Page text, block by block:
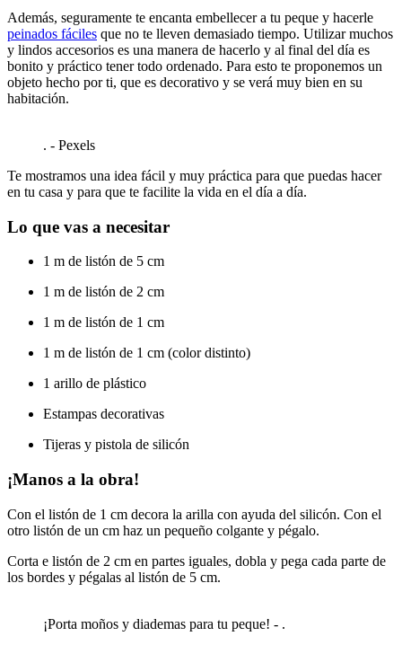
seconds
of
1
minute,
0
Además, seguramente te encanta embellecer a tu peque y hacerle
peinados fáciles que no te lleven demasiado tiempo. Utilizar muchos
y lindos accesorios es una manera de hacerlo y al final del día es
bonito y práctico tener todo ordenado. Para esto te proponemos un
objeto hecho por ti, que es decorativo y se verá muy bien en su
habitación.
. - Pexels
Te mostramos una idea fácil y muy práctica para que puedas hacer
en tu casa y para que te facilite la vida en el día a día.
Lo que vas a necesitar
1 m de listón de 5 cm
1 m de listón de 2 cm
1 m de listón de 1 cm
1 m de listón de 1 cm (color distinto)
1 arillo de plástico
Estampas decorativas
Tijeras y pistola de silicón
¡Manos a la obra!
Con el listón de 1 cm decora la arilla con ayuda del silicón. Con el
otro listón de un cm haz un pequeño colgante y pégalo.
Corta e listón de 2 cm en partes iguales, dobla y pega cada parte de
los bordes y pégalas al listón de 5 cm.
¡Porta moños y diademas para tu peque! - .